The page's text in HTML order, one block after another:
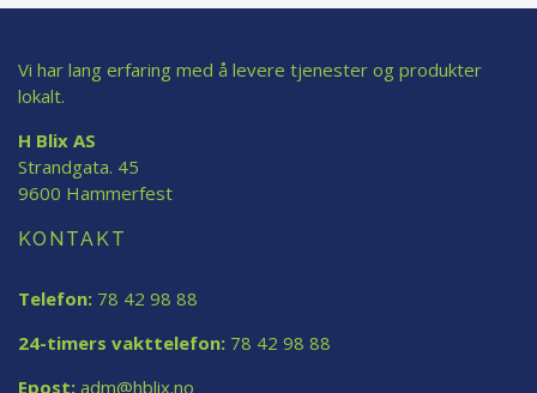
Vi har lang erfaring med å levere tjenester og produkter
lokalt.
H Blix AS
Strandgata. 45
9600 Hammerfest
KONTAKT
Telefon: 78 42 98 88
24-timers vakttelefon: 78 42 98 88
Epost: adm@hblix.no